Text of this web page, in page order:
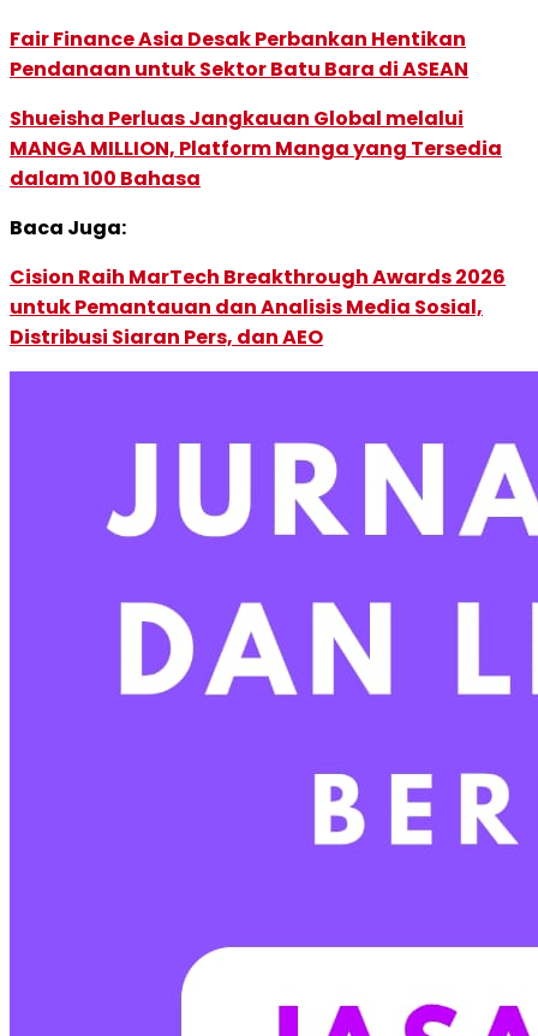
Fair Finance Asia Desak Perbankan Hentikan
Pendanaan untuk Sektor Batu Bara di ASEAN
Shueisha Perluas Jangkauan Global melalui
MANGA MILLION, Platform Manga yang Tersedia
dalam 100 Bahasa
Baca Juga:
Cision Raih MarTech Breakthrough Awards 2026
untuk Pemantauan dan Analisis Media Sosial,
Distribusi Siaran Pers, dan AEO